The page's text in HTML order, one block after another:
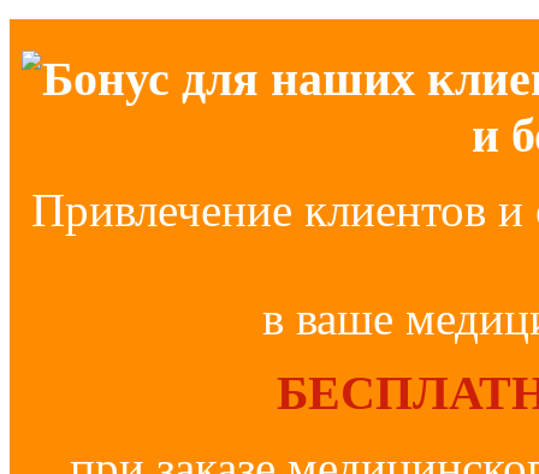
Бонус для наших
и
Привлечение клиентов и
в ваше